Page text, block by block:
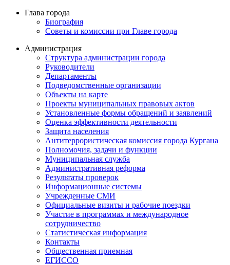
Глава города
Биография
Советы и комиссии при Главе города
Администрация
Структура администрации города
Руководители
Департаменты
Подведомственные организации
Объекты на карте
Проекты муниципальных правовых актов
Установленные формы обращений и заявлений
Оценка эффективности деятельности
Защита населения
Антитеррористическая комиссия города Кургана
Полномочия, задачи и функции
Муниципальная служба
Административная реформа
Результаты проверок
Информационные системы
Учрежденные СМИ
Официальные визиты и рабочие поездки
Участие в программах и международное
сотрудничество
Статистическая информация
Контакты
Общественная приемная
ЕГИССО